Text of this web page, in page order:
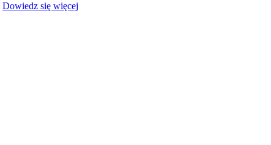
Dowiedz się więcej